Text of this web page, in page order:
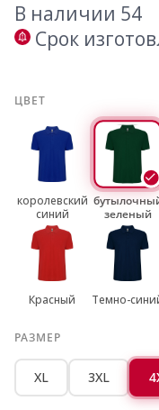
В наличии 54
Срок
ЦВЕТ
королевский
синий
зеленый
Красный Темно-
РАЗМЕР
XL 3XL